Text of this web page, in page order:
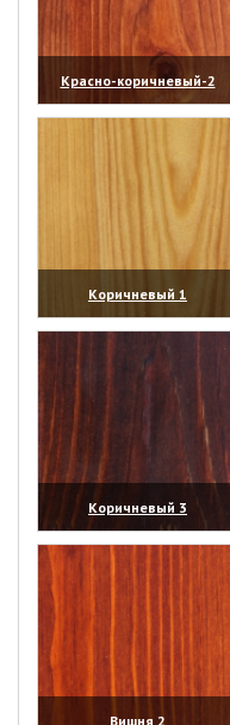
Красно-коричневый-2
(увеличить)
Коричневый 1
(увеличить)
Коричневый 3
(увеличить)
Вишня 2